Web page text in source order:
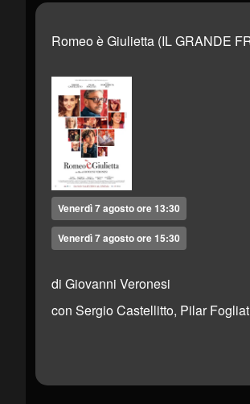
Romeo è Giulietta (IL GRANDE
Venerdì 7 agosto ore 13:30
Venerdì 7 agosto ore 15:30
di Giovanni Veronesi
con Sergio Castellitto, Pilar